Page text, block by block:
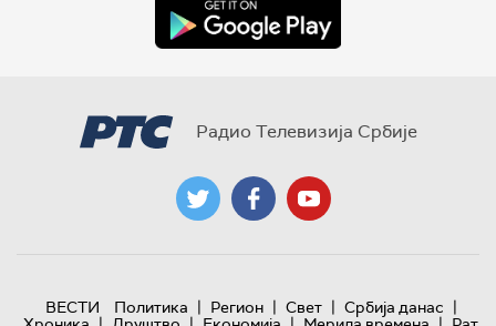
Радио Телевизија Србије
ВЕСТИ Политика | Регион | Свет | Србија данас |